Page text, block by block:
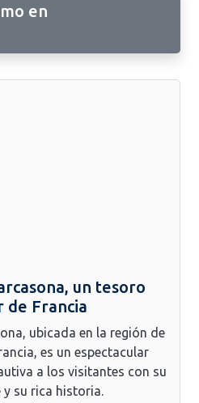
en
un tesoro
de Francia
ubicada en la región de
es un espectacular
a los visitantes con su
su rica historia.